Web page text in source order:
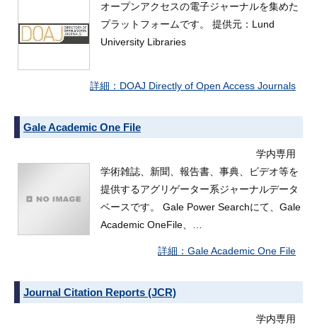
オープンアクセスの電子ジャーナルを集めた
プラットフォームです。 提供元：Lund
University Libraries
DOAJ Directly of Open Access Journals
Gale Academic One File
学内専用
学術雑誌、新聞、報告書、事典、ビデオ等を
提供するアグリゲーター系ジャーナルデータ
ベースです。 Gale Power Searchにて、Gale
Academic OneFile、…
Gale Academic One File
Journal Citation Reports (JCR)
学内専用